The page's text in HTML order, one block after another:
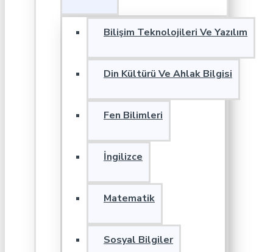
Bilişim Teknolojileri Ve Yazılım
Din Kültürü Ve Ahlak Bilgisi
Fen Bilimleri
İngilizce
Matematik
Sosyal Bilgiler